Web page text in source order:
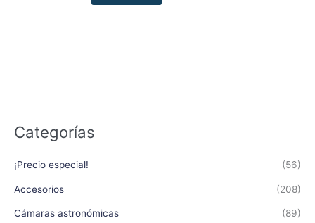
Categorías
¡Precio especial! (56)
Accesorios (208)
Cámaras astronómicas (89)